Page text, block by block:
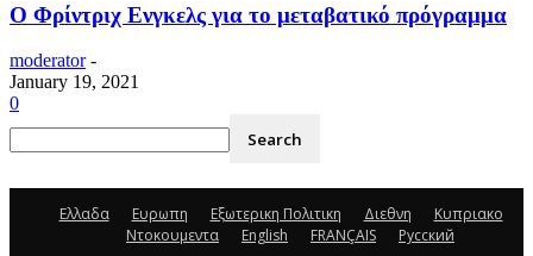
Ο Φρίντριχ Ενγκελς για το μεταβατικό πρόγραμμα
moderator -
January 19, 2021
0
Ελλαδα Ευρωπη Εξωτερικη Πολιτικη Διεθνη
Κυπριακο
Ντοκουμεντα
English FRANÇAIS
Русский